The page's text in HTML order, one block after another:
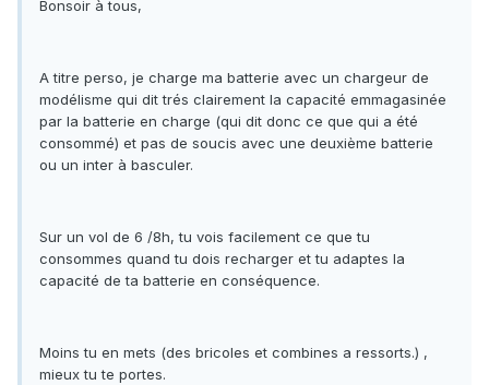
Bonsoir à tous,
A titre perso, je charge ma batterie avec un chargeur de
modélisme qui dit trés clairement la capacité emmagasinée
par la batterie en charge (qui dit donc ce que qui a été
consommé) et pas de soucis avec une deuxième batterie
ou un inter à basculer.
Sur un vol de 6 /8h, tu vois facilement ce que tu
consommes quand tu dois recharger et tu adaptes la
capacité de ta batterie en conséquence.
Moins tu en mets (des bricoles et combines a ressorts.) ,
mieux tu te portes.